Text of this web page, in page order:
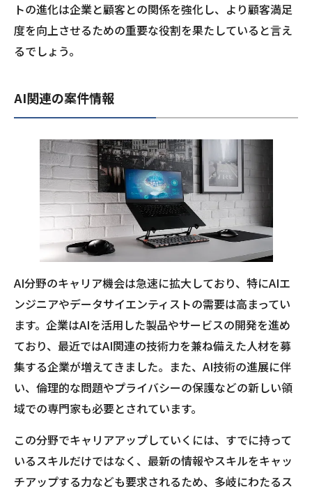
トの進化は企業と顧客との関係を強化し、より顧客満足
度を向上させるための重要な役割を果たしていると言え
るでしょう。
AI関連の案件情報
AI分野のキャリア機会は急速に拡大しており、特にAIエ
ンジニアやデータサイエンティストの需要は高まってい
ます。企業はAIを活用した製品やサービスの開発を進め
ており、最近ではAI関連の技術力を兼ね備えた人材を募
集する企業が増えてきました。また、AI技術の進展に伴
い、倫理的な問題やプライバシーの保護などの新しい領
域での専門家も必要とされています。
この分野でキャリアアップしていくには、すでに持って
いるスキルだけではなく、最新の情報やスキルをキャッ
チアップする力なども要求されるため、多岐にわたるス